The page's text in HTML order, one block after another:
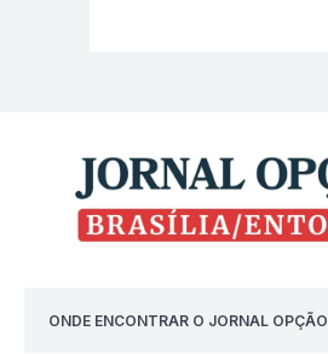
ONDE ENCONTRAR O JORNAL OPÇÃO